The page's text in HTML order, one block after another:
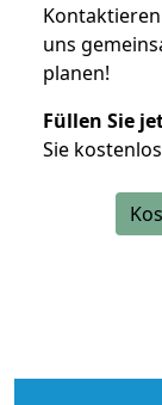
uns
planen!
Füllen Sie
Sie